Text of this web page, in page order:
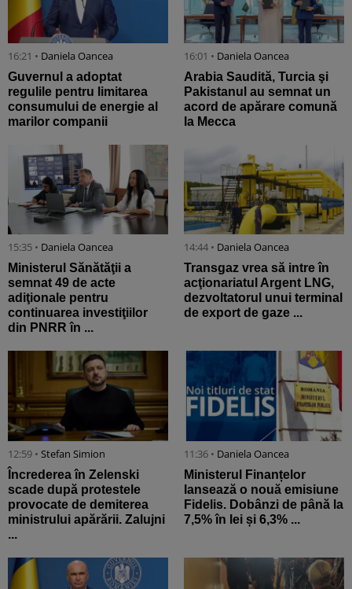
16:21 • Daniela Oancea
Guvernul a adoptat
regulile pentru limitarea
consumului de energie al
marilor companii
16:01 • Daniela Oancea
Arabia Saudită, Turcia şi
Pakistanul au semnat un
acord de apărare comună
la Mecca
15:35 • Daniela Oancea
Ministerul Sănătăţii a
semnat 49 de acte
adiţionale pentru
continuarea investiţiilor
din PNRR în ...
14:44 • Daniela Oancea
Transgaz vrea să intre în
acţionariatul Argent LNG,
dezvoltatorul unui terminal
de export de gaze ...
12:59 • Stefan Simion
Încrederea în Zelenski
scade după protestele
provocate de demiterea
ministrului apărării. Zalujni
...
11:36 • Daniela Oancea
Ministerul Finanțelor
lansează o nouă emisiune
Fidelis. Dobânzi de până la
7,5% în lei și 6,3% ...